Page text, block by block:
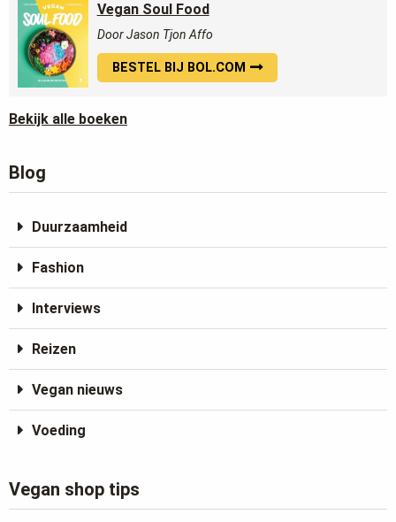
Vegan Soul Food
Door Jason Tjon Affo
BESTEL BIJ BOL.COM
Bekijk alle boeken
Blog
Duurzaamheid
Fashion
Interviews
Reizen
Vegan nieuws
Voeding
Vegan shop tips